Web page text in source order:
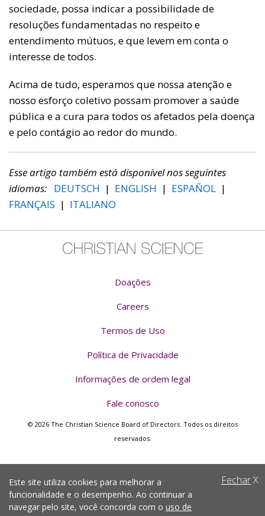
sociedade, possa indicar a possibilidade de
resoluções fundamentadas no respeito e
entendimento mútuos, e que levem em conta o
interesse de todos.
Acima de tudo, esperamos que nossa atenção e
nosso esforço coletivo possam promover a saúde
pública e a cura para todos os afetados pela doença
e pelo contágio ao redor do mundo.
Esse artigo também está disponível nos seguintes
idiomas: DEUTSCH | ENGLISH | ESPAÑOL |
FRANÇAIS | ITALIANO
Doações
Careers
Termos de Uso
Política de Privacidade
Informações de ordem legal
Fale conosco
© 2026 The Christian Science Board of Directors. Todos os direitos
reservados.
FecharX
Este site utiliza cookies para melhorar a
funcionalidade e o desempenho. Ao continuar a
navegar pelo site, você concorda com o uso de